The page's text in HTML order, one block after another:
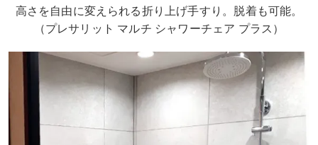
高さを自由に変えられる折り上げ手すり。脱着も可能。
（プレサリット マルチ シャワーチェア プラス）